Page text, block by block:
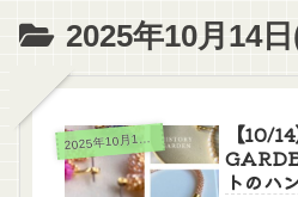
2025年10月14
2
025年10月14日(火)
【10/
トのハ